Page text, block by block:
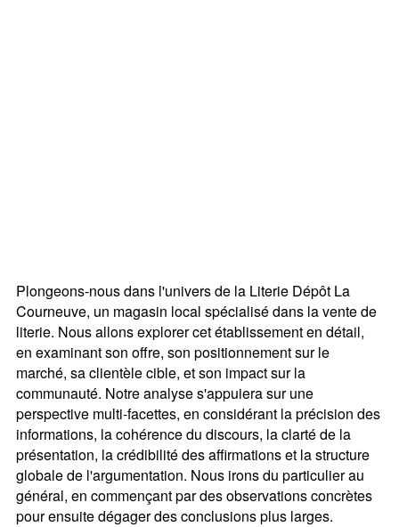
Plongeons-nous dans l'univers de la Literie Dépôt La
Courneuve, un magasin local spécialisé dans la vente de
literie. Nous allons explorer cet établissement en détail,
en examinant son offre, son positionnement sur le
marché, sa clientèle cible, et son impact sur la
communauté. Notre analyse s'appuiera sur une
perspective multi-facettes, en considérant la précision des
informations, la cohérence du discours, la clarté de la
présentation, la crédibilité des affirmations et la structure
globale de l'argumentation. Nous irons du particulier au
général, en commençant par des observations concrètes
pour ensuite dégager des conclusions plus larges.